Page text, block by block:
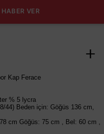
VER
Kap Ferace
% 5 lycra
44) Beden için: Göğüs 136 cm,
cm Göğüs: 75 cm , Bel: 60 cm ,